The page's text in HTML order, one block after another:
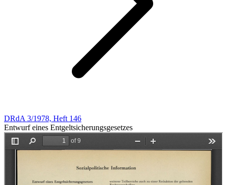
DRdA 3/1978, Heft 146
Entwurf eines Entgeltsicherungsgesetzes